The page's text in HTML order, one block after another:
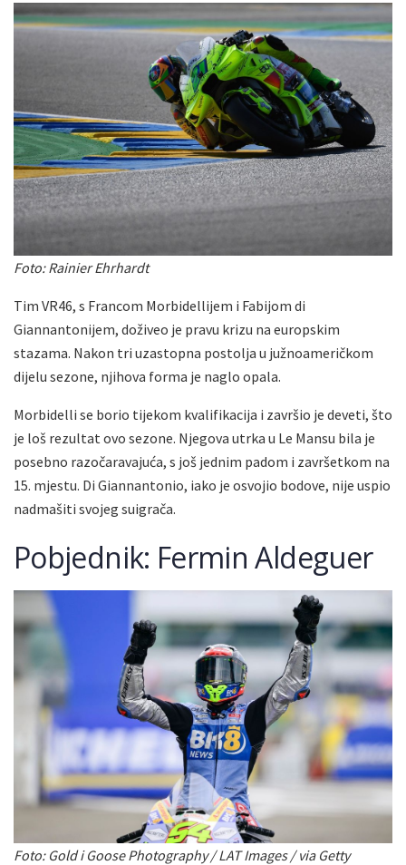
Foto: Rainier Ehrhardt
Tim VR46, s Francom Morbidellijem i Fabijom di
Giannantonijem, doživeo je pravu krizu na europskim
stazama. Nakon tri uzastopna postolja u južnoameričkom
dijelu sezone, njihova forma je naglo opala.
Morbidelli se borio tijekom kvalifikacija i završio je deveti, što
je loš rezultat ovo sezone. Njegova utrka u Le Mansu bila je
posebno razočaravajuća, s još jednim padom i završetkom na
15. mjestu. Di Giannantonio, iako je osvojio bodove, nije uspio
nadmašiti svojeg suigrača.
Pobjednik: Fermin Aldeguer
Foto: Gold i Goose Photography / LAT Images / via Getty